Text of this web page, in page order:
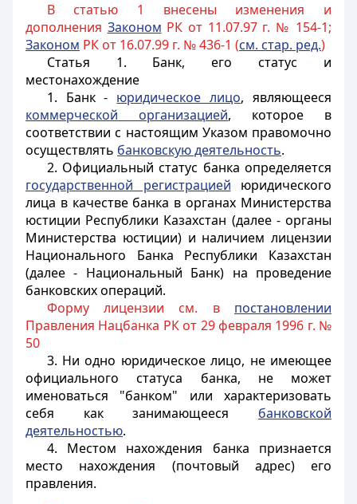
В статью 1 внесены изменения и
дополнения Законом РК от 11.07.97 г. № 154-1;
Законом РК от 16.07.99 г. № 436-1 (см. стар. ред.)
Статья 1. Банк, его статус и
местонахождение
1. Банк - юридическое лицо, являющееся
коммерческой организацией, которое в
соответствии с настоящим Указом правомочно
осуществлять банковскую деятельность.
2. Официальный статус банка определяется
государственной регистрацией юридического
лица в качестве банка в органах Министерства
юстиции Республики Казахстан (далее - органы
Министерства юстиции) и наличием лицензии
Национального Банка Республики Казахстан
(далее - Национальный Банк) на проведение
банковских операций.
Форму лицензии см. в постановлении
Правления Нацбанка РК от 29 февраля 1996 г. №
50
3. Ни одно юридическое лицо, не имеющее
официального статуса банка, не может
именоваться "банком" или характеризовать
себя как занимающееся банковской
деятельностью.
4. Местом нахождения банка признается
место нахождения (почтовый адрес) его
правления.